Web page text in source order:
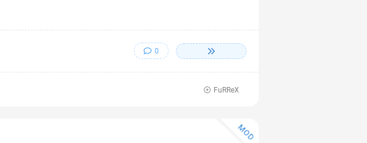
0
FuRReX
MOD